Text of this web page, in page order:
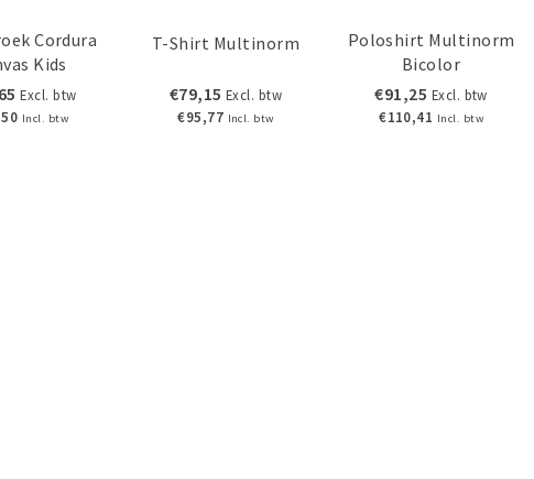
Cordura
Kids
Excl. btw
Incl. btw
T-Shirt Multinorm
€79,15 Excl. btw
€95,77 Incl. btw
Poloshirt Multinorm
Bicolor
€91,25 Excl. btw
€110,41 Incl. btw